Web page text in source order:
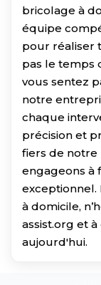
bricolage à
équipe
pour réaliser
pas le temps
vous sentez
notre
chaque
précision et
fiers de notre
engageons à
exceptionnel.
à domicile,
assist.org et
aujourd'hui.